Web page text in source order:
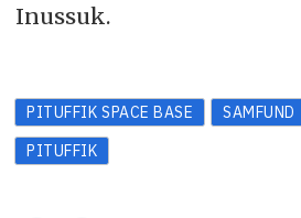
Inussuk.
PITUFFIK SPACE BASE SAMFUND
PITUFFIK